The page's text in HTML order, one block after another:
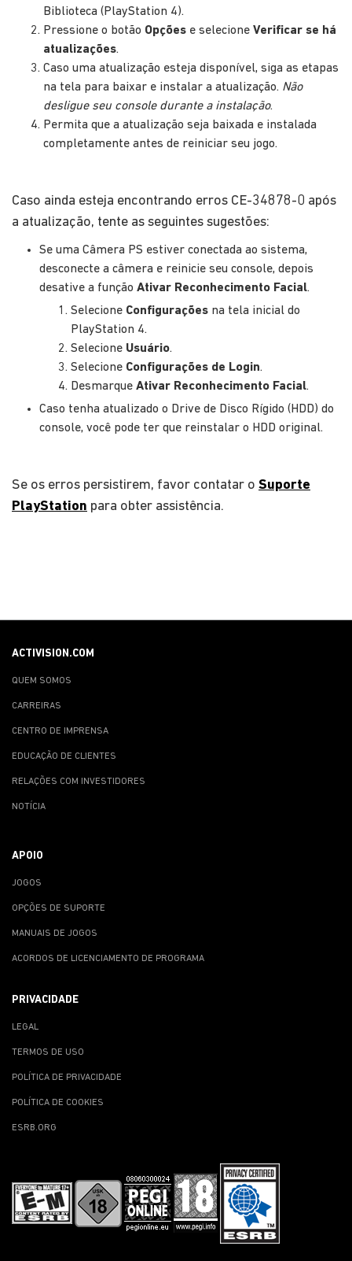
Biblioteca (PlayStation 4).
Pressione o botão Opções e selecione Verificar se há
atualizações.
Caso uma atualização esteja disponível, siga as etapas
na tela para baixar e instalar a atualização. Não
desligue seu console durante a instalação.
Permita que a atualização seja baixada e instalada
completamente antes de reiniciar seu jogo.
Caso ainda esteja encontrando erros CE-34878-0 após
a atualização, tente as seguintes sugestões:
Se uma Câmera PS estiver conectada ao sistema,
desconecte a câmera e reinicie seu console, depois
desative a função Ativar Reconhecimento Facial.
Selecione Configurações na tela inicial do
PlayStation 4.
Selecione Usuário.
Selecione Configurações de Login.
Desmarque Ativar Reconhecimento Facial.
Caso tenha atualizado o Drive de Disco Rígido (HDD) do
console, você pode ter que reinstalar o HDD original.
Se os erros persistirem, favor contatar o Suporte
PlayStation para obter assistência.
ACTIVISION.COM
QUEM SOMOS
CARREIRAS
CENTRO DE IMPRENSA
EDUCAÇÃO DE CLIENTES
RELAÇÕES COM INVESTIDORES
NOTÍCIA
APOIO
JOGOS
OPÇÕES DE SUPORTE
MANUAIS DE JOGOS
ACORDOS DE LICENCIAMENTO DE PROGRAMA
PRIVACIDADE
LEGAL
TERMOS DE USO
POLÍTICA DE PRIVACIDADE
POLÍTICA DE COOKIES
ESRB.ORG